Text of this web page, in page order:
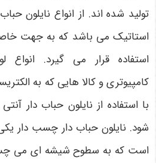
تولید شده‌ اند. از انواع نایلون
استاتیک می‌ باشد که به جهت
استفاده قرار می‌ گیرد. انواع
کامپیوتری و کالا هایی که به
با استفاده از نایلون حباب‌ دار
شود. نایلون حباب‌ دار چسب‌ دار یکی
است که به سطوح شیشه‌ ای می‌